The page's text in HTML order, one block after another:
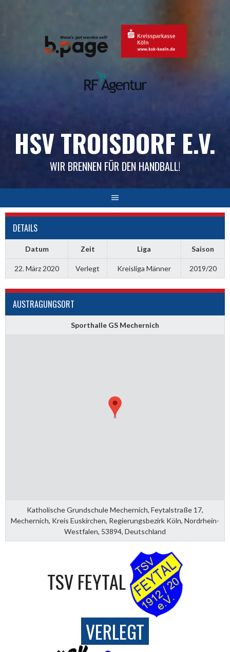
HSV TROISDORF E.V.
WIR BRENNEN FÜR DEN HANDBALL!
DETAILS
Datum Zeit Liga Saison
22. März 2020 Verlegt Kreisliga Männer 2019/20
AUSTRAGUNGSORT
Sporthalle GS Mechernich
Katholische Grundschule Mechernich, Feytalstraße 17,
Mechernich, Kreis Euskirchen, Regierungsbezirk Köln, Nordrhein-
Westfalen, 53894, Deutschland
TSV FEYTAL
VERLEGT